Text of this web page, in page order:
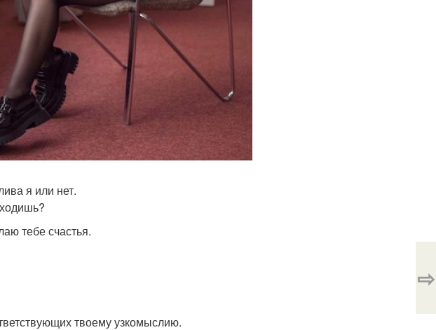
я или нет.
тебе счастья.
твоему узкомыслию.
⇨